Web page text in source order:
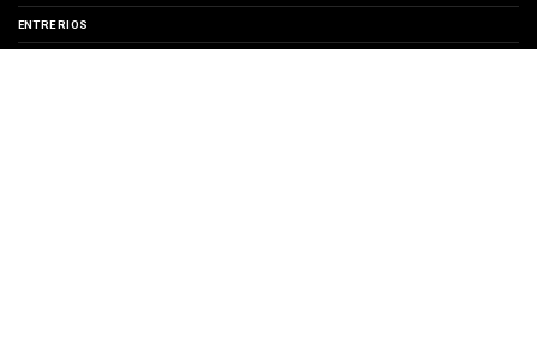
ENTRE RIOS